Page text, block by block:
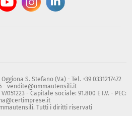
S. Stefano (Va) - Tel. +39 0331217472
- vendite@ommautensili.it
- Capitale sociale: 91.800 E I.V. - PEC:
Tutti i diritti riservati